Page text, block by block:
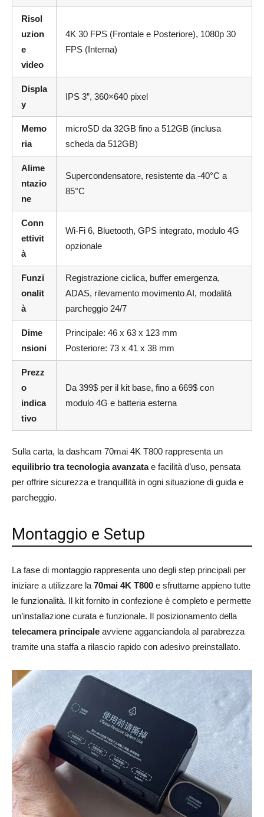
Risol
uzion
e
video
4K 30 FPS (Frontale e Posteriore), 1080p 30
FPS (Interna)
Displa
y
IPS 3”, 360×640 pixel
Memo
ria
microSD da 32GB fino a 512GB (inclusa
scheda da 512GB)
Alime
ntazio
ne
Supercondensatore, resistente da -40°C a
85°C
Conn
ettivit
à
Wi-Fi 6, Bluetooth, GPS integrato, modulo 4G
opzionale
Funzi
onalit
à
Registrazione ciclica, buffer emergenza,
ADAS, rilevamento movimento AI, modalità
parcheggio 24/7
Dime
nsioni
Principale: 46 x 63 x 123 mm
Posteriore: 73 x 41 x 38 mm
Prezz
o
indica
tivo
Da 399$ per il kit base, fino a 669$ con
modulo 4G e batteria esterna
Sulla carta, la dashcam 70mai 4K T800 rappresenta un
equilibrio tra tecnologia avanzatae facilità d’uso, pensata
per offrire sicurezza e tranquillità in ogni situazione di guida e
parcheggio.
Montaggio e Setup
La fase di montaggio rappresenta uno degli step principali per
iniziare a utilizzare la70mai 4K T800 e sfruttarne appieno tutte
le funzionalità. Il kit fornito in confezione è completo e permette
un’installazione curata e funzionale. Il posizionamento della
telecamera principale avviene agganciandola al parabrezza
tramite una staffa a rilascio rapido con adesivo preinstallato.